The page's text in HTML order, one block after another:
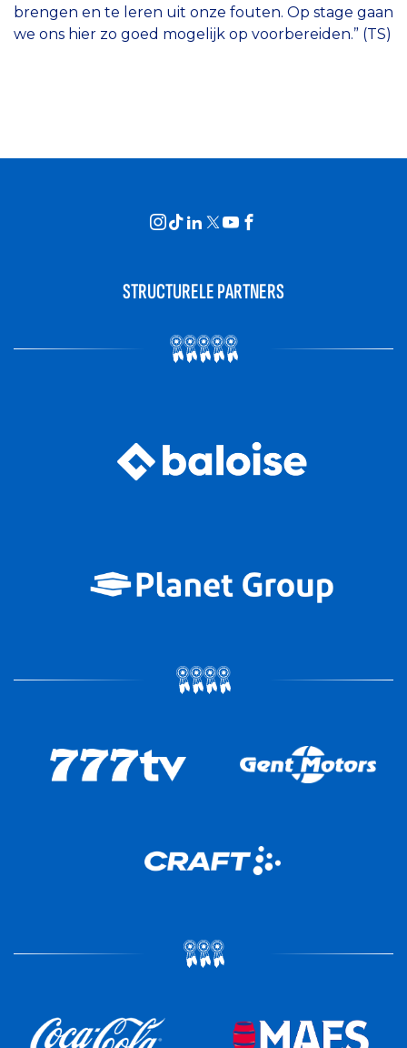
brengen en te leren uit onze fouten. Op stage gaan
we ons hier zo goed mogelijk op voorbereiden.” (TS)
STRUCTURELE PARTNERS